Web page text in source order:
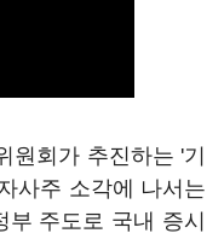
원회가 추진하는 '기
사주 소각에 나서는
주도로 국내 증시